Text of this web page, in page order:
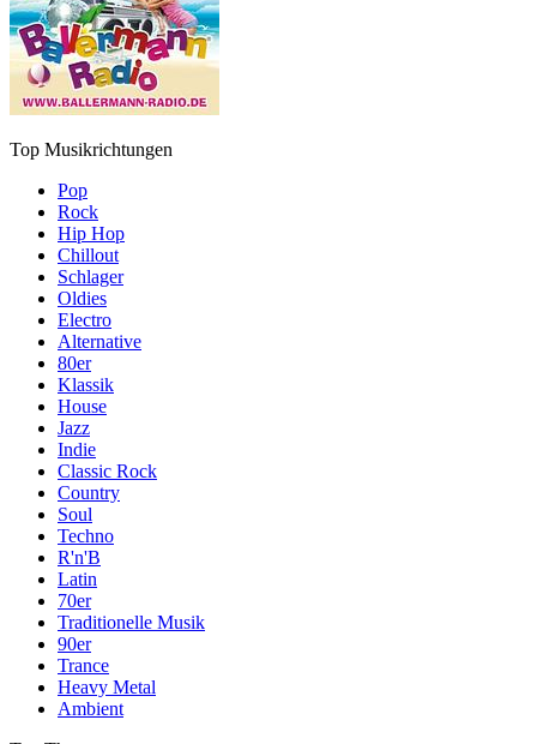
Top Musikrichtungen
Pop
Rock
Hip Hop
Chillout
Schlager
Oldies
Electro
Alternative
80er
Klassik
House
Jazz
Indie
Classic Rock
Country
Soul
Techno
R'n'B
Latin
70er
Traditionelle Musik
90er
Trance
Heavy Metal
Ambient